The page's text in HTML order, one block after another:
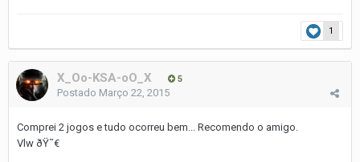
1
X_Oo-KSA-oO_X 5
Postado Março 22, 2015
Comprei 2 jogos e tudo ocorreu bem... Recomendo o amigo.
Vlw ðŸ˜€